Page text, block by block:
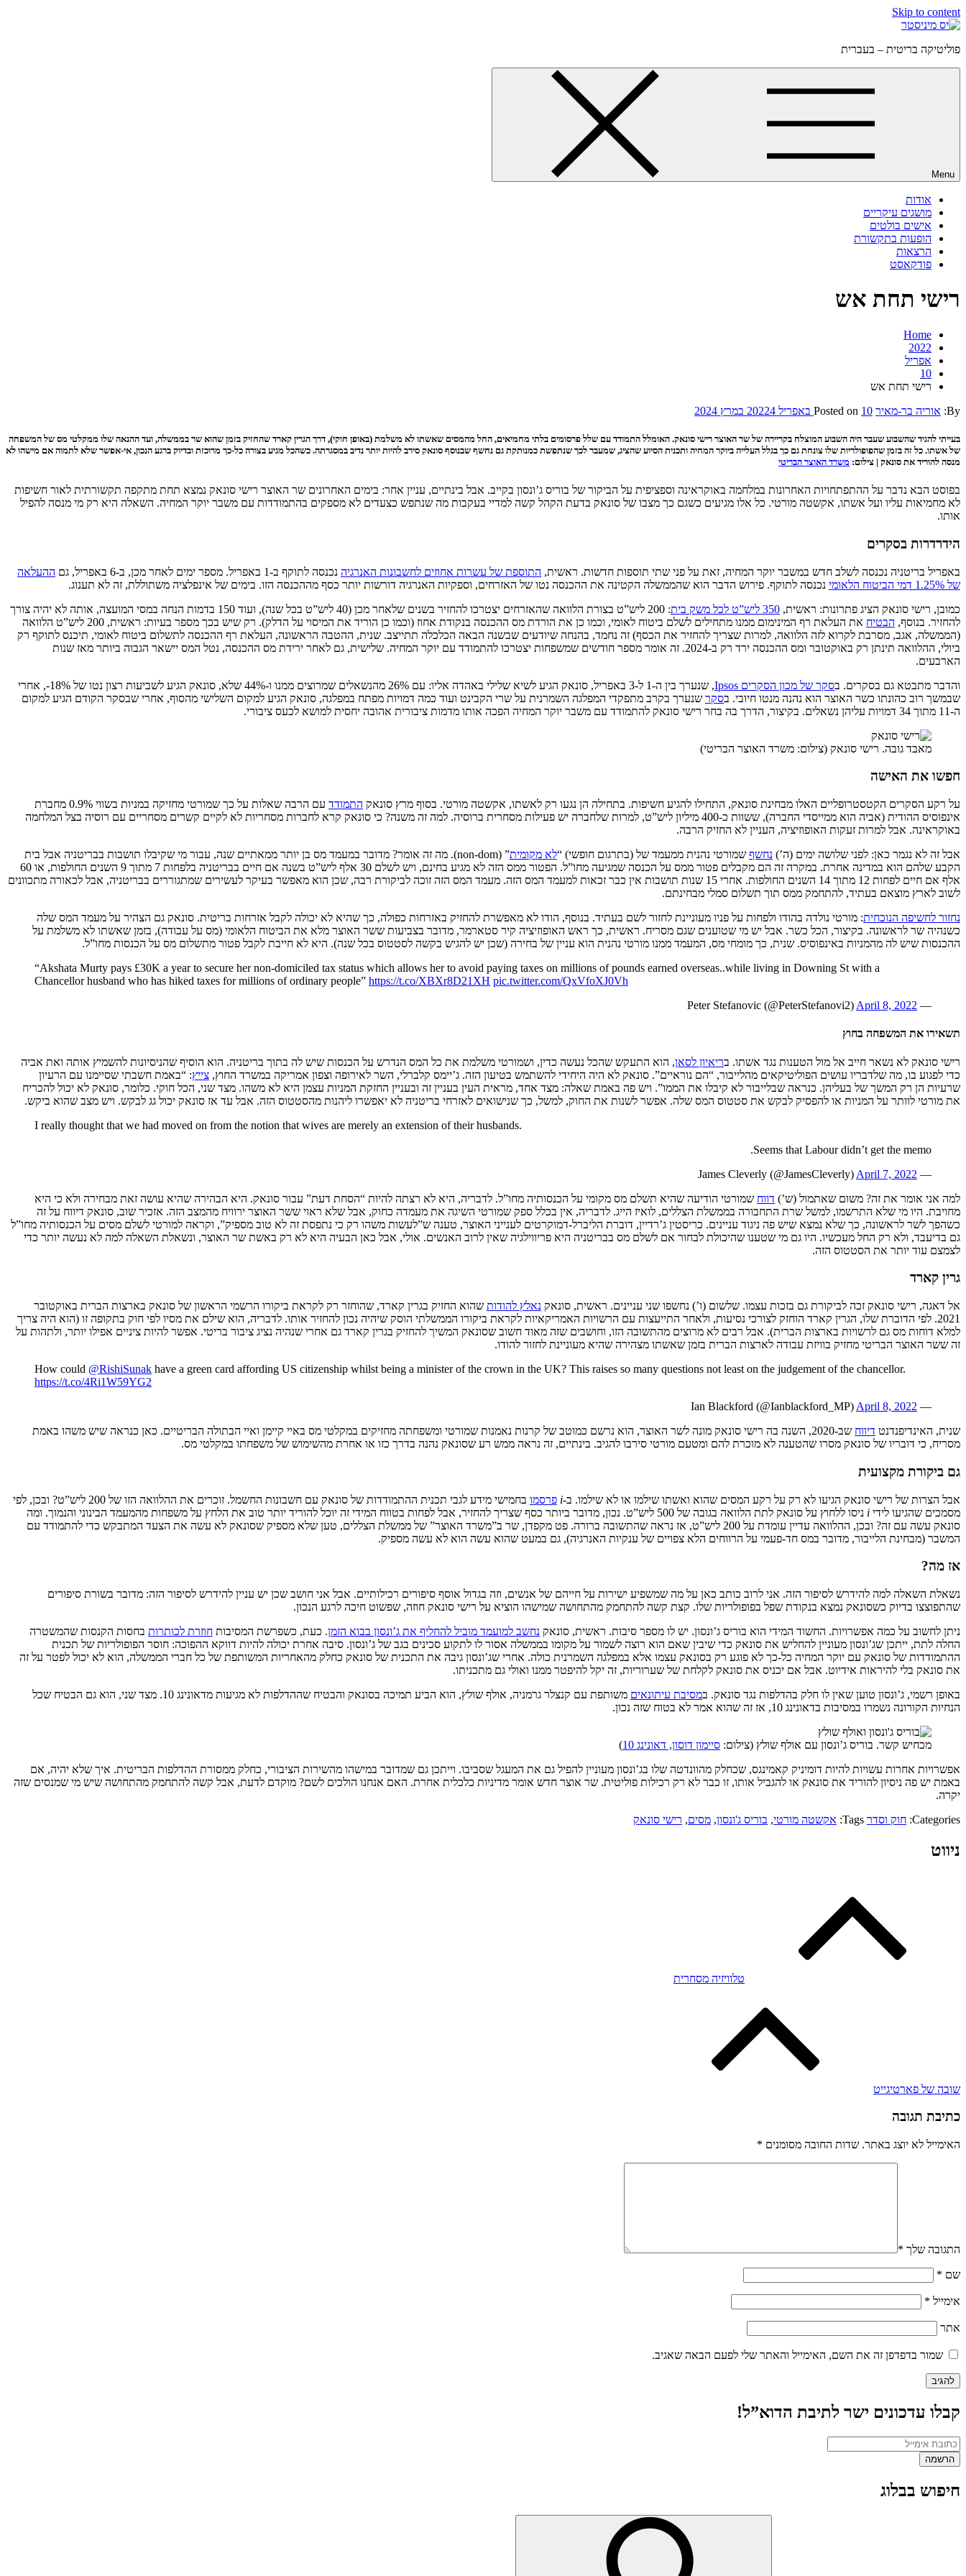
Skip to content
פוליטיקה בריטית – בעברית
Menu
אודות
מושגים עיקריים
אישים בולטים
הופעות בתקשורת
הרצאות
פודקאסט
רישי תחת אש
Home
2022
אפריל
10
רישי תחת אש
By: אוריה בר-מאיר Posted on 10 באפריל 2022 4 במרץ 2024
בעייתי להגיד שהשבוע שעבר היה השבוע המוצלח בקריירה של שר האוצר רישי סונאק. האומלל התמודד עם שלל פרסומים בלתי מחמיאים, החל מהמסים שאשתו לא משלמת (באופן חוקי), דרך הגרין קארד שהחזיק בזמן שהוא שר בממשלה, ועד ההנאה שלו ממקלטי מס של המשפחה
של אשתו. כל זה בזמן שהפופולריות שלו צונחת גם כך בגלל העלייה ביוקר המחיה ותכנית הסיוע שהציג, שמעבר לכך שנתפשת כמנותקת גם נחשף שבנוסף סונאק סירב להיות יותר נדיב במסגרתה. כשהכל מגיע בצורה כל-כך מרוכזת ובדיוק ברגע הנכון, אי-אפשר שלא לתמוה אם מישהו לא
מנסה להוריד את סונאק | צילום: משרד האוצר הבריטי
בפוסט הבא נדבר על ההתפתחויות האחרונות במלחמה באוקראינה וספציפית על הביקור של בוריס ג’ונסון בקייב. אבל בינתיים, עניין אחר: בימים האחרונים שר האוצר רישי סונאק נמצא תחת מתקפה תקשורתית לאור חשיפות
לא מחמיאות עליו ועל אשתו, אקשטה מורטי. כל אלו מגיעים כשגם כך מצבו של סונאק בדעת הקהל קשה למדיי בעקבות מה שנתפש כצעדים לא מספקים בהתמודדות עם משבר יוקר המחיה. השאלה היא רק מי מנסה להפיל
אותו.
הידרדרות בסקרים
באפריל בריטניה נכנסה לשלב חדש במשבר יוקר המחיה, זאת על פני שתי תוספות חדשות. ראשית, התוספת של עשרות אחוזים לחשבונות האנרגיה נכנסה לתוקף ב-1 באפריל. מספר ימים לאחר מכן, ב-6 באפריל, גם
ההעלאה
של 1.25% דמי הביטוח הלאומי
נכנסה לתוקף. פירוש הדבר הוא שהממשלה הקטינה את ההכנסה נטו של האזרחים, וספקיות האנרגיה דורשות יותר כסף מההכנסה הזו. בימים של אינפלציה משתוללת, זה לא תענוג.
כמובן, רישי סונאק הציג פתרונות: ראשית, 350 ליש”ט לכל משק בית
: 200 ליש”ט בצורת הלוואה שהאזרחים יצטרכו להחזיר בשנים שלאחר מכן (40 ליש”ט בכל שנה), ועוד 150 בדמות הנחה במסי המועצה, אותה לא יהיה צורך
להחזיר. בנוסף, הבטיח
את העלאת רף המינימום ממנו מתחילים לשלם ביטוח לאומי, וכמו כן את הורדת מס ההכנסה בנקודת אחוז (וכמו כן הוריד את המיסוי על הדלק). רק שיש בכך מספר בעיות: ראשית, 200 ליש”ט הלוואה
(הממשלה, אגב, מסרבת לקרוא לזה הלוואה, למרות שצריך להחזיר את הכסף) זה נחמד, בהנחה שיודעים שבשנה הבאה הכלכלה תתייצב. שנית, ההטבה הראשונה, העלאת רף ההכנסה לתשלום ביטוח לאומי, תיכנס לתוקף רק
ביולי, ההלוואה תינתן רק באוקטובר ומס ההכנסה ירד רק ב-2024. זה אומר מספר חודשים שמשפחות יצטרכו להתמודד עם יוקר המחיה. שלישית, גם לאחר ירידת מס ההכנסה, נטל המס יישאר הגבוה ביותר מאז שנות
הארבעים.
והדבר מתבטא גם בסקרים. בסקר של מכון הסקרים Ipsos
, שנערך בין ה-1 ל-3 באפריל, סונאק הגיע לשיא שלילי באהדה אליו: עם 26% מהנשאלים שמרוצים ממנו ו-44% שלא, סונאק הגיע לשביעות רצון נטו של 18%-, אחרי
שבמשך רוב כהונתו כשר האוצר הוא נהנה מנטו חיובי. בסקר שנערך בקרב מתפקדי המפלגה השמרנית על שרי הקבינט ועוד כמה דמויות מפתח במפלגה, סונאק הגיע למקום השלישי מהסוף, אחרי שבסקר הקודם הגיע למקום
ה-11 מתוך 34 דמויות עליהן נשאלים. בקיצור, הדרך בה בחר רישי סונאק להתמודד עם משבר יוקר המחיה הפכה אותו מדמות ציבורית אהובה יחסית למושא לכעס ציבורי.
מאבד גובה. רישי סונאק (צילום: משרד האוצר הבריטי)
חפשו את האישה
על רקע הסקרים הקטסטרופליים האלו מבחינת סונאק, התחילו להגיע חשיפות. בתחילה הן נגעו רק לאשתו, אקשטה מורטי. בסוף מרץ סונאק התמודד
עם הרבה שאלות על כך שמורטי מחזיקה במניות בשווי 0.9% מחברת
אינפוסיס ההודית (אביה הוא ממייסדי החברה), ששוות כ-400 מיליון ליש”ט, למרות שלחברה יש פעילות מסחרית ברוסיה. למה זה משנה? כי סונאק קרא לחברות מסחריות לא לקיים קשרים מסחריים עם רוסיה בצל המלחמה
באוקראינה. אבל למרות זעקות האופוזיציה, העניין לא החזיק הרבה.
אבל זה לא נגמר כאן: לפני שלושה ימים (ה’) נחשף שמורטי נהנית ממעמד של (בתרגום חופשי) “לא מקומית
” (non-dom). מה זה אומר? מדובר במעמד מס בן יותר ממאתיים שנה, עבור מי שקיבלו תושבות בבריטניה אבל בית
הקבע שלהם הוא במדינה אחרת. במקרה זה הם מקבלים פטור ממס על הכנסה שמגיעה מחו”ל. הפטור ממס הזה לא מגיע בחינם, ויש לשלם 30 אלף ליש”ט בשנה אם חיים בבריטניה בלפחות 7 מתוך 9 השנים החולפות, או 60
אלף אם חיים לפחות 12 מתוך 14 השנים החולפות. אחרי 15 שנות תושבות אין כבר זכאות למעמד המס הזה. מעמד המס הזה זוכה לביקורת רבה, שכן הוא מאפשר בעיקר לעשירים שמתגוררים בבריטניה, אבל לכאורה מתכוונים
לשוב לארץ מוצאם בעתיד, להתחמק ממס תוך תשלום סמלי מבחינתם.
נחזור לחשיפה הנוכחית: מורטי נולדה בהודו ולפחות על פניו מעוניינת לחזור לשם בעתיד. בנוסף, הודו לא מאפשרת להחזיק באזרחות כפולה, כך שהיא לא יכולה לקבל אזרחות בריטית. סונאק גם הצהיר על מעמד המס שלה
כשנהיה שר לראשונה. בקיצור, הכל כשר. אבל יש מי שטוענים שגם מסריח. ראשית, כך ראש האופוזיציה קיר סטארמר, מדובר בצביעות ששר האוצר מלא את הביטוח הלאומי (מס על עבודה), בזמן שאשתו לא משלמת על
ההכנסות שיש לה מהמניות באינפוסיס. שנית, כך מומחי מס, המעמד ממנו מורטי נהנית הוא עניין של בחירה (שכן יש להגיש בקשה לסטטוס בכל שנה). היא לא חייבת לקבל פטור מתשלום מס על הכנסות מחו”ל.
“Akshata Murty pays £30K a year to secure her non-domiciled tax status which allows her to avoid paying taxes on millions of pounds earned overseas..while living in Downing St with a
Chancellor husband who has hiked taxes for millions of ordinary people” https://t.co/XBXr8D21XH pic.twitter.com/QxVfoXJ0Vh
— Peter Stefanovic (@PeterStefanovi2)
April 8, 2022
תשאירו את המשפחה בחוץ
רישי סונאק לא נשאר חייב אל מול הטענות נגד אשתו. בריאיון לסאן, הוא התעקש שהכל נעשה כדין, ושמורטי משלמת את כל המס הנדרש על הכנסות שיש לה בתוך בריטניה. הוא הוסיף שהניסיונות להשמיץ אותה ואת אביה
כדי לפגוע בו, מה שלדבריו עושים הפוליטיקאים מהלייבור, “הם נוראיים”. סונאק לא היה היחידי להשתמש בטיעון הזה. ג’יימס קלברלי, השר לאירופה וצפון אמריקה במשרד החוץ, צייץ: “באמת חשבתי שסיימנו עם הרעיון
שרעיות הן רק המשך של בעליהן. כנראה שבלייבור לא קיבלו את הממו”. ויש פה באמת שאלה: מצד אחד, מראית העין בעניין זה ובעניין החזקת המניות עצמן היא לא משהו. מצד שני, הכל חוקי. כלומר, סונאק לא יכול להכריח
את מורטי לוותר על המניות או להפסיק לבקש את סטטוס המס שלה. אפשר לשנות את החוק, למשל, כך שנישואים לאזרחי בריטניה לא יאפשרו ליהנות מהסטטוס הזה. אבל עד אז סונאק יכול גג לבקש. ויש מצב שהוא ביקש.
I really thought that we had moved on from the notion that wives are merely an extension of their husbands.
Seems that Labour didn’t get the memo.
— James Cleverly (@JamesCleverly)
April 7, 2022
למה אני אומר את זה? משום שאתמול (ש’) דווח שמורטי הודיעה שהיא תשלם מס מקומי על הכנסותיה מחו”ל. לדבריה, היא לא רצתה להיות “הסחת דעת” עבור סונאק. היא הבהירה שהיא עושה זאת מבחירה ולא כי היא
מחויבת. היו מי שלא התרשמו, למשל שרת התחבורה בממשלת הצללים, לואיז הייג. לדבריה, אין בכלל ספק שמורטי השיגה את מעמדה כחוק, אבל שלא ראוי ששר האוצר ירוויח מהמצב הזה. אזכיר שוב, סונאק דיווח על זה
כשהפך לשר לראשונה, כך שלא נמצא שיש פה ניגוד עניינים. כריסטין ג’רדיין, דוברת הליברל-דמוקרטים לענייני האוצר, טענה ש”לעשות משהו רק כי נתפסת זה לא טוב מספיק”, וקראה למורטי לשלם מסים על הכנסותיה מחו”ל
גם בדיעבד, ולא רק החל מעכשיו. היו גם מי שטענו שהיכולת לבחור אם לשלם מס בבריטניה היא פריווילגיה שאין לרוב האנשים. אולי, אבל כאן הבעיה היא לא רק באשת שר האוצר, ונשאלת השאלה למה לא נעשה יותר כדי
לצמצם עוד יותר את הסטטוס הזה.
גרין קארד
אל דאגה, רישי סונאק זכה לביקורת גם בזכות עצמו. שלשום (ו’) נחשפו שני עניינים. ראשית, סונאק נאלץ להודות שהוא החזיק בגרין קארד, שהוחזר רק לקראת ביקורו הרשמי הראשון של סונאק בארצות הברית באוקטובר
2021. לפי הדוברת שלו, הגרין קארד הוחזק לצורכי נסיעות, ולאחר התייעצות עם הרשויות האמריקאיות לקראת ביקורו הממשלתי הוסק שיהיה נכון להחזיר אותו. לדבריה, הוא שילם את מסיו לפי חוק בתקופה זו (הוא היה צריך
למלא דוחות מס גם לרשויות בארצות הברית). אבל רבים לא מרוצים מהתשובה הזו, וחושבים שזה מאוד חשוב שסונאק המשיך להחזיק בגרין קארד גם אחרי שנהיה נציג ציבור בריטי. אפשר להיות ציניים אפילו יותר, ולתהות על
זה ששר האוצר הבריטי מחזיק בוויזת עבודה לארצות הברית בזמן שאשתו מצהירה שהיא מעוניינת לחזור להודו.
How could @RishiSunak have a green card affording US citizenship whilst being a minister of the crown in the UK? This raises so many questions not least on the judgement of the chancellor.
https://t.co/4Ri1W59YG2
— Ian Blackford (@Ianblackford_MP)
April 8, 2022
שנית, האינדיפנדנט דיווח
שב-2020, השנה בה רישי סונאק מונה לשר האוצר, הוא נרשם כמוטב של קרנות נאמנות שמורטי ומשפחתה מחזיקים במקלטי מס באיי קיימן ואיי הבתולה הבריטיים. כאן כנראה שיש משהו באמת
מסריח, כי דובריו של סונאק מסרו שהטענה לא מוכרת להם ומטעם מורטי סירבו להגיב. בינתיים, זה נראה ממש רע שסונאק נהנה בדרך כזו או אחרת מהשימוש של משפחתו במקלטי מס.
גם ביקורת מקצועית
אבל הצרות של רישי סונאק הגיעו לא רק על רקע המסים שהוא ואשתו שילמו או לא שילמו. ב-i פרסמו
בחמישי מידע לגבי תכנית ההתמודדות של סונאק עם חשבונות החשמל. זוכרים את ההלוואה הזו של 200 ליש”ט? ובכן, לפי
מסמכים שהגיעו לידי i
ניסו ללחוץ על סונאק לתת הלוואה בגובה של 500 ליש”ט. נכון, מדובר ביותר כסף שצריך להחזיר, אבל לפחות בטווח המידי זה יוכל להוריד יותר טוב את הלחץ על משפחות מהמעמד הבינוני והנמוך. ומה
סונאק עשה עם זה? ובכן, ההלוואה עדיין עומדת על 200 ליש”ט, אז נראה שהתשובה ברורה. פט מקפדן, שר ב”משרד האוצר” של ממשלת הצללים, טען שלא מספיק שסונאק לא עשה את הצעד המתבקש כדי להתמודד עם
המשבר (מבחינת הלייבור, מדובר במס חד-פעמי על הרווחים הלא צפויים של ענקיות האנרגיה), גם במעט שהוא עשה הוא לא עשה מספיק.
אז מה?
נשאלת השאלה למה להידרש לסיפור הזה. אני לרוב כותב כאן על מה שמשפיע ישירות על חייהם של אנשים, וזה בגדול אוסף סיפורים רכילותיים. אבל אני חושב שכן יש עניין להידרש לסיפור הזה: מדובר בשורת סיפורים
שהתפוצצו בדיוק כשסונאק נמצא בנקודת שפל בפופולריות שלו. קצת קשה להתחמק מהתחושה שמישהו הוציא על רישי סונאק חוזה, שפשוט חיכה לרגע הנכון.
ניתן לחשוב על כמה אפשרויות. החשוד המידי הוא בוריס ג’ונסון. יש לו מספר סיבות. ראשית, סונאק נחשב למועמד מוביל להחליף את ג’ונסון בבוא הזמן. כעת, כשפרשת המסיבות חוזרת לכותרות בחסות הקנסות שהמשטרה
החלה לתת, ייתכן שג’ונסון מעוניין להחליש את סונאק כדי שיבין שאם הוא רוצה לשמור על מקומו בממשלה אסור לו לתקוע סכינים בגב של ג’ונסון. סיבה אחרת יכולה להיות דווקא ההפוכה: חוסר הפופולריות של תכנית
ההתמודדות של סונאק עם יוקר המחיה כל-כך לא פוגע רק בסונאק עצמו אלא במפלגה השמרנית כולה. אחרי שג’ונסון גיבה את התכנית של סונאק כחלק מהאחריות המשותפת של כל חברי הממשלה, הוא לא יכול לפטר על זה
את סונאק בלי להיראות אידיוט. אבל אם יכניס את סונאק לקלחת של שערוריות, זה יקל להיפטר ממנו ואולי גם מתכניתו.
באופן רשמי, ג’ונסון טוען שאין לו חלק בהדלפות נגד סונאק. במסיבת עיתונאים
משותפת עם קנצלר גרמניה, אולף שולץ, הוא הביע תמיכה בסונאק והבטיח שההדלפות לא מגיעות מדאונינג 10. מצד שני, הוא גם הבטיח שכל
הנחיות הקורונה נשמרו במסיבות בדאונינג 10, אז זה שהוא אמר לא בטוח שזה נכון.
מכחיש קשר. בוריס ג’ונסון עם אולף שולץ (צילום: סיימון דוסון, דאונינג 10
)
אפשרויות אחרות עשויות להיות דומיניק קאמינגס, שכחלק מהוונדטה שלו בג’ונסון מעוניין להפיל גם את המעגל שסביבו. וייתכן גם שמדובר במישהו מהשירות הציבורי, כחלק ממסורת ההדלפות הבריטית. איך שלא יהיה, אם
באמת יש פה ניסיון להוריד את סונאק או להגביל אותו, זו כבר לא רק רכילות פוליטית. שר אוצר חדש אומר מדיניות כלכלית אחרת. האם אנחנו הולכים לשם? מוקדם לדעת, אבל קשה להתחמק מהתחושה שיש מי שמנסים שזה
יקרה.
Categories: חוק וסדר Tags: אקשטה מורטי, בוריס ג'ונסון, מסים, רישי סונאק
ניווט
טלוויזיה מסחרית
שובה של פארטיגייט
כתיבת תגובה
האימייל לא יוצג באתר. שדות החובה מסומנים *
התגובה שלך *
שם *
אימייל *
אתר
שמור בדפדפן זה את השם, האימייל והאתר שלי לפעם הבאה שאגיב.
קבלו עדכונים ישר לתיבת הדוא”ל!
חיפוש בבלוג